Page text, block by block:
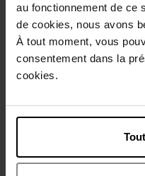
au fonctionnement de ce
de cookies, nous avons
À tout moment, vous
consentement dans la
cookies.
Description
Caractéristiques